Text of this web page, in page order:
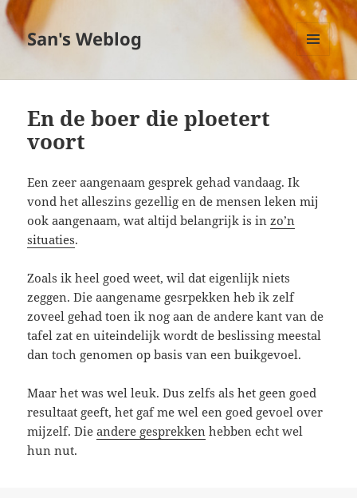
San's Weblog
MENU
EN
En de boer die ploetert
voort
Een zeer aangenaam gesprek gehad vandaag. Ik
vond het alleszins gezellig en de mensen leken mij
ook aangenaam, wat altijd belangrijk is inzo’n
situaties.
Zoals ik heel goed weet, wil dat eigenlijk niets
zeggen. Die aangename gesrpekken heb ik zelf
zoveel gehad toen ik nog aan de andere kant van de
tafel zat en uiteindelijk wordt de beslissing meestal
dan toch genomen op basis van een buikgevoel.
Maar het was wel leuk. Dus zelfs als het geen goed
resultaat geeft, het gaf me wel een goed gevoel over
mijzelf. Dieandere gesprekken hebben echt wel
hun nut.